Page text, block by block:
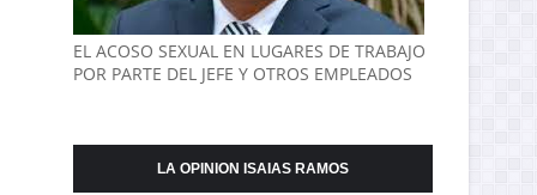
EL ACOSO SEXUAL EN LUGARES DE TRABAJO
POR PARTE DEL JEFE Y OTROS EMPLEADOS
LA OPINION ISAIAS RAMOS